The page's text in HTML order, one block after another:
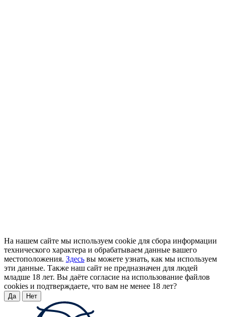
На нашем сайте мы используем cookie для сбора информации
технического характера и обрабатываем данные вашего
местоположения. Здесь вы можете узнать, как мы используем
эти данные. Также наш сайт не предназначен для людей
младше 18 лет. Вы даёте согласие на использование файлов
cookies и подтверждаете, что вам не менее 18 лет?
Да Нет